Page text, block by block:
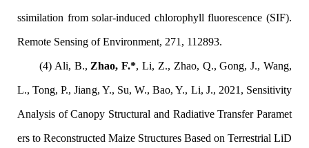
ssimilation from solar-induced chlorophyll fluorescence (SIF).
Remote Sensing of Environment, 271, 112893.
(4) Ali, B., Zhao, F.*, Li, Z., Zhao, Q., Gong, J., Wang,
L., Tong, P., Jiang, Y., Su, W., Bao, Y., Li, J., 2021, Sensitivity
Analysis of Canopy Structural and Radiative Transfer Paramet
ers to Reconstructed Maize Structures Based on Terrestrial LiD